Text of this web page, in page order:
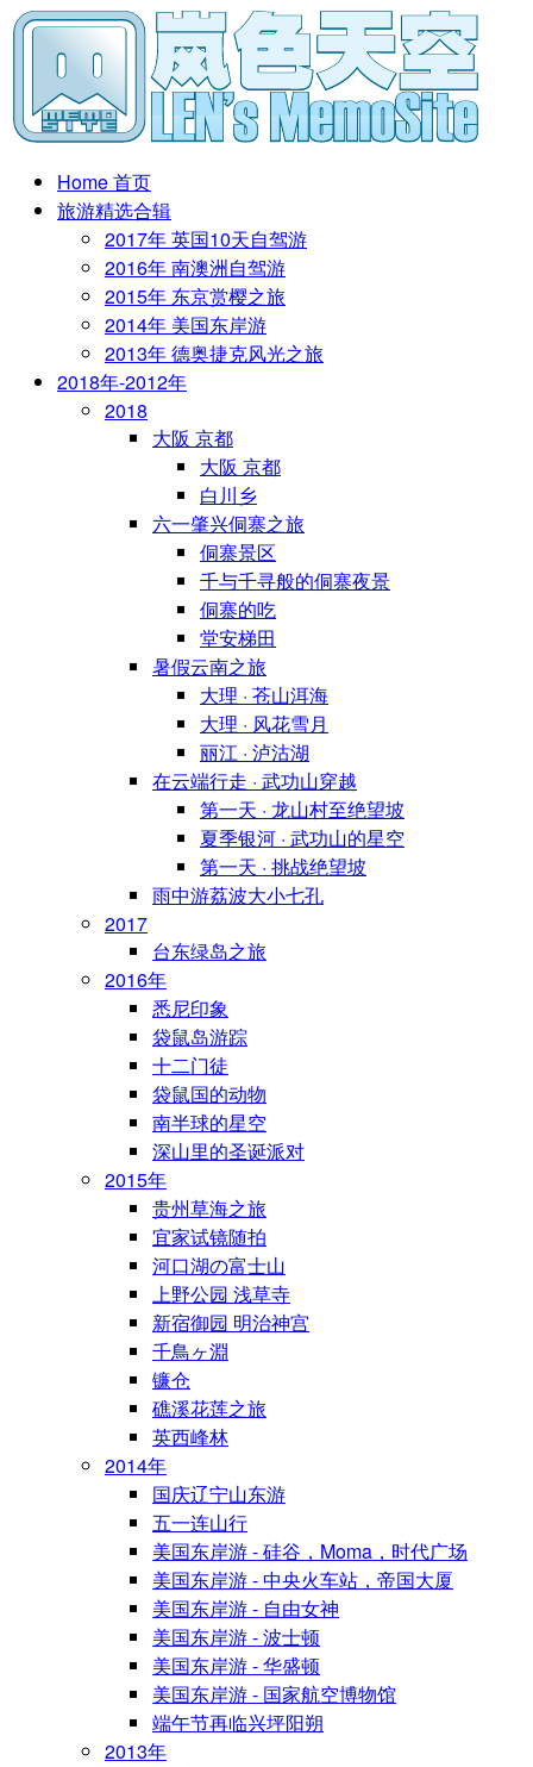
Home 首页
旅游精选合辑
2017年 英国10天自驾游
2016年 南澳洲自驾游
2015年 东京赏樱之旅
2014年 美国东岸游
2013年 德奥捷克风光之旅
2018年-2012年
2018
大阪 京都
大阪 京都
白川乡
六一肇兴侗寨之旅
侗寨景区
千与千寻般的侗寨夜景
侗寨的吃
堂安梯田
暑假云南之旅
大理 · 苍山洱海
大理 · 风花雪月
丽江 · 泸沽湖
在云端行走 · 武功山穿越
第一天 · 龙山村至绝望坡
夏季银河 · 武功山的星空
第一天 · 挑战绝望坡
雨中游荔波大小七孔
2017
台东绿岛之旅
2016年
悉尼印象
袋鼠岛游踪
十二门徒
袋鼠国的动物
南半球的星空
深山里的圣诞派对
2015年
贵州草海之旅
宜家试镜随拍
河口湖の富士山
上野公园 浅草寺
新宿御园 明治神宫
千鳥ヶ淵
镰仓
礁溪花莲之旅
英西峰林
2014年
国庆辽宁山东游
五一连山行
美国东岸游 - 硅谷，Moma，时代广场
美国东岸游 - 中央火车站，帝国大厦
美国东岸游 - 自由女神
美国东岸游 - 波士顿
美国东岸游 - 华盛顿
美国东岸游 - 国家航空博物馆
端午节再临兴坪阳朔
2013年